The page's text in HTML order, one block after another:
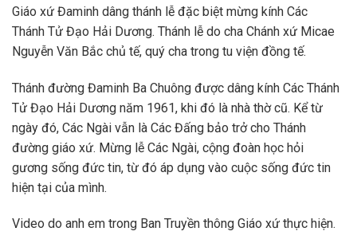
Giáo xứ Đaminh dâng thánh lễ đặc biệt mừng kính Các
Thánh Tử Đạo Hải Dương. Thánh lễ do cha Chánh xứ Micae
Nguyễn Văn Bắc chủ tế, quý cha trong tu viện đồng tế.
Thánh đường Đaminh Ba Chuông được dâng kính Các Thánh
Tử Đạo Hải Dương năm 1961, khi đó là nhà thờ cũ. Kể từ
ngày đó, Các Ngài vẫn là Các Đấng bảo trở cho Thánh
đường giáo xứ. Mừng lễ Các Ngài, cộng đoàn học hỏi
gương sống đức tin, từ đó áp dụng vào cuộc sống đức tin
hiện tại của mình.
Video do anh em trong Ban Truyền thông Giáo xứ thực hiện.